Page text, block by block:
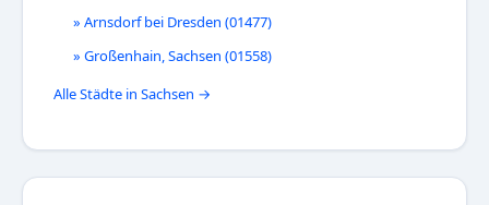
» Arnsdorf bei Dresden (01477)
» Großenhain, Sachsen (01558)
Alle Städte in Sachsen →